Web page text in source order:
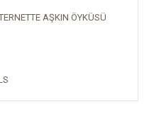
AŞKIN ÖYKÜSÜ